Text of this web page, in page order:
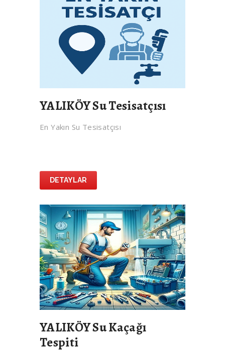
YALIKÖY Su Tesisatçısı
En Yakın Su Tesisatçısı
DETAYLAR
YALIKÖY Su Kaçağı
Tespiti